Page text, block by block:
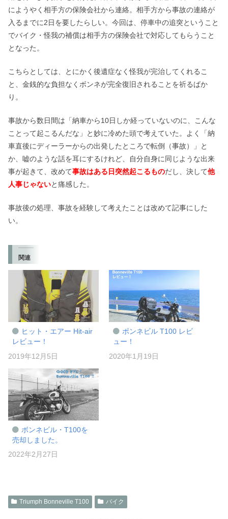
にようやく相手方の保険会社から連絡。相手方から事故の連絡が
入るまでに2日を要したらしい。今回は、停車中の追突ということ
でバイク・怪我の補償は相手方の保険会社で対応してもらうこと
となった。
こちらとしては、とにかく後遺症なく怪我が完治してくれるこ
と、金銭的な負担なくボンネが完全復旧されることを祈るばか
り。
事故から数日間は「納車から10日しか経っていないのに、こんな
ことって起こるんだな」と妙に冷めた頭で考えていた。よく「納
車直後にディーラーからの出発したところで転倒（事故）」と
か、嘘のような話を耳にするけれど、自分自身に同じような出来
事が起きて、改めて事故はある日突然起こるものだし、決して他
人事じゃないと痛感した。
事故後の処理、事故を経験して考えたことは改めて記事にした
い。
関連
ヒット・エアー Hit-air
レビュー！
2019年12月5日
ボンネビル T100 レビ
ュー！
2020年1月19日
ボンネビル・T100を
売却しました。
2022年2月27日
Triumph Bonneville T100 バイク